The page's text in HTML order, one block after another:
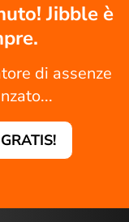
Jibble è
di assenze